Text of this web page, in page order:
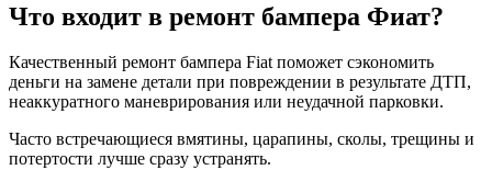
Что входит в ремонт бампера Фиат?
Качественный ремонт бампера Fiat поможет сэкономить
деньги на замене детали при повреждении в результате ДТП,
неаккуратного маневрирования или неудачной парковки.
Часто встречающиеся вмятины, царапины, сколы, трещины и
потертости лучше сразу устранять.